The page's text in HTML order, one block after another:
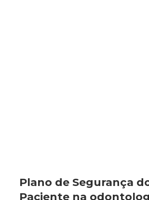
Plano de Segurança
Paciente na